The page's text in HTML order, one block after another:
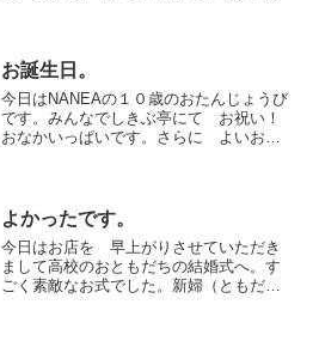
お誕生日。
今日はNANEAの１０歳のおたんじょうび
です。みんなでしきぶ亭にて お祝い！
おなかいっぱいです。さらに よいお店
よかったです。
今日はお店を 早上がりさせていただき
まして高校のおともだちの結婚式へ。す
ごく素敵なお式でした。新婦（ともだ